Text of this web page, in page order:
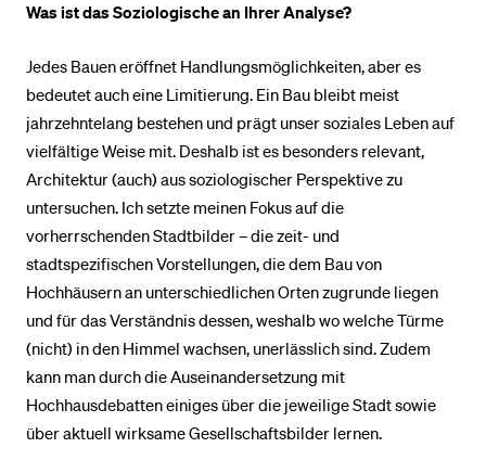
Was ist das Soziologische an Ihrer Analyse?
Jedes Bauen eröffnet Handlungsmöglichkeiten, aber es
bedeutet auch eine Limitierung. Ein Bau bleibt meist
jahrzehntelang bestehen und prägt unser soziales Leben auf
vielfältige Weise mit. Deshalb ist es besonders relevant,
Architektur (auch) aus soziologischer Perspektive zu
untersuchen. Ich setzte meinen Fokus auf die
vorherrschenden Stadtbilder – die zeit- und
stadtspezifischen Vorstellungen, die dem Bau von
Hochhäusern an unterschiedlichen Orten zugrunde liegen
und für das Verständnis dessen, weshalb wo welche Türme
(nicht) in den Himmel wachsen, unerlässlich sind. Zudem
kann man durch die Auseinandersetzung mit
Hochhausdebatten einiges über die jeweilige Stadt sowie
über aktuell wirksame Gesellschaftsbilder lernen.